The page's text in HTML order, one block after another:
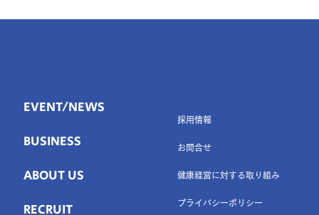
EVENT/NEWS
BUSINESS
ABOUT US
RECRUIT
採用情報
お問合せ
健康経営に対する取り組み
プライバシーポリシー